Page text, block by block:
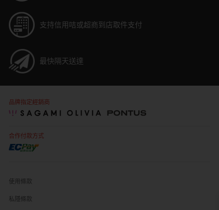
支持信用咭或超商到店取件支付
最快隔天送達
品牌指定經銷商
合作付款方式
使用條款
私隱條款